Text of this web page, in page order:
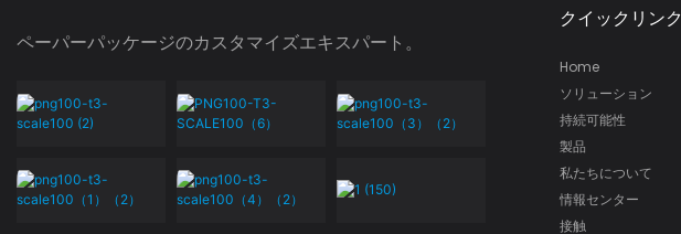
ペーパーパッケージのカスタマイズエキスパート。
クイックリンク
Home
ソリューション
持続可能性
製品
私たちについて
情報センター
接触